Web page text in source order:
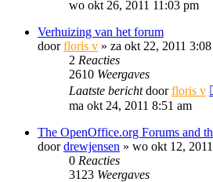
wo okt 26, 2011 11:03 pm
Verhuizing van het forum
doorfloris v » za okt 22, 2011
2 Reacties
2610 Weergaves
Laatste berichtdoorfloris v
ma okt 24, 2011 8:51 am
The OpenOffice.org Forums and
doordrewjensen » wo okt 12,
0 Reacties
3123 Weergaves